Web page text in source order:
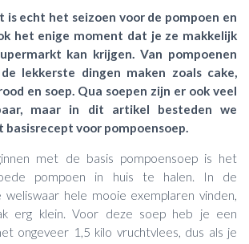
is echt het seizoen voor de pompoen en
het enige moment dat je ze makkelijk
kan krijgen. Van pompoenen
lekkerste dingen maken zoals cake,
en soep. Qua soepen zijn er ook veel
maar in dit artikel besteden we
voor pompoensoep.
met de basis pompoensoep is het
pompoen in huis te halen. In de
weliswaar hele mooie exemplaren vinden,
erg klein. Voor deze soep heb je een
ongeveer 1,5 kilo vruchtvlees, dus als je